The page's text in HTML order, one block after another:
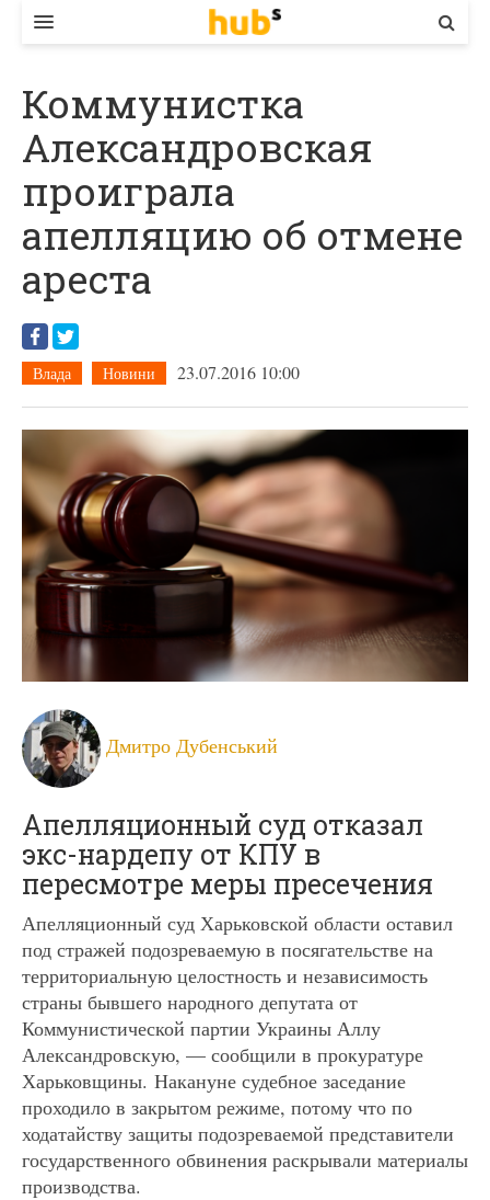
ЕКОНОМІКА
БІЗНЕС
СТАРТЕР
КОНТАКТИ
Коммунистка
Александровская
проиграла
апелляцию об отмене
ареста
Влада Новини 23.07.2016 10:00
Дмитро Дубенський
Апелляционный суд отказал
экс-нардепу от КПУ в
пересмотре меры пресечения
Апелляционный суд Харьковской области оставил
под стражей подозреваемую в посягательстве на
территориальную целостность и независимость
страны бывшего народного депутата от
Коммунистической партии Украины Аллу
Александровскую, — сообщили в прокуратуре
Харьковщины. Накануне судебное заседание
проходило в закрытом режиме, потому что по
ходатайству защиты подозреваемой представители
государственного обвинения раскрывали материалы
производства.